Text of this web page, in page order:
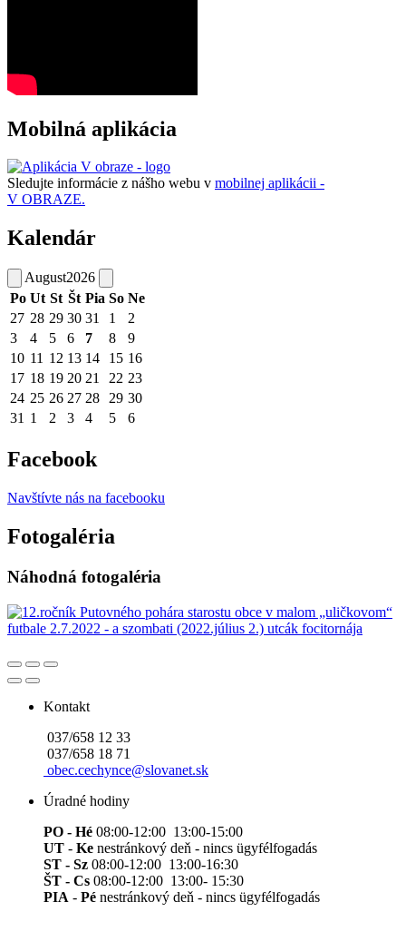
Mobilná aplikácia
Sledujte informácie z nášho webu v mobilnej aplikácii -
V OBRAZE.
Kalendár
August2026
Po Ut St Št Pia So Ne
27 28 29 30 31 1
2
3
4 5 6 7 8
9
10 11 12 13 14 15 16
17 18 19 20 21 22 23
24 25 26 27 28 29 30
31 1 2 3 4 5 6
Facebook
Navštívte nás na facebooku
Fotogaléria
Náhodná fotogaléria
Kontakt
037/658 12 33
037/658 18 71
obec.cechynce@slovanet.sk
Úradné hodiny
PO - Hé 08:00-12:00 13:00-15:00
UT - Ke nestránkový deň - nincs ügyfélfogadás
ST - Sz 08:00-12:00 13:00-16:30
ŠT - Cs 08:00-12:00 13:00- 15:30
PIA - Pé nestránkový deň - nincs ügyfélfogadás